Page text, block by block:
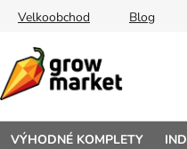
Prejsť na obsah
Velkoobchod Blog
VÝHODNÉ KOMPLETY